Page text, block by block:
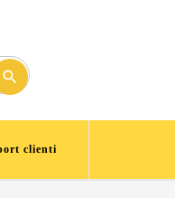
search
clienti